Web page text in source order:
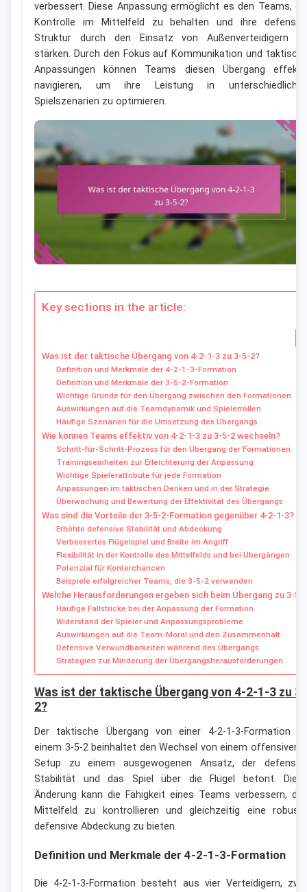
verbessert. Diese Anpassung ermöglicht es den Teams,
Kontrolle im Mittelfeld zu behalten und ihre
Struktur durch den Einsatz von Außenverteidigern
stärken. Durch den Fokus auf Kommunikation und
Anpassungen können Teams diesen Übergang
navigieren, um ihre Leistung in
Spielszenarien zu optimieren.
Key sections in the article:
Was ist der taktische Übergang von 4-2-1-3 zu 3-5-2?
Definition und Merkmale der 4-2-1-3-Formation
Definition und Merkmale der 3-5-2-Formation
Wichtige Gründe für den Übergang zwischen den Formationen
Auswirkungen auf die Teamdynamik und Spielerrollen
Häufige Szenarien für die Umsetzung des Übergangs
Wie können Teams effektiv von 4-2-1-3 zu 3-5-2 wechseln?
Schritt-für-Schritt-Prozess für den Übergang der Formationen
Trainingseinheiten zur Erleichterung der Anpassung
Wichtige Spielerattribute für jede Formation
Anpassungen im taktischen Denken und in der Strategie
Überwachung und Bewertung der Effektivität des Übergangs
Was sind die Vorteile der 3-5-2-Formation gegenüber 4-2-1-3?
Erhöhte defensive Stabilität und Abdeckung
Verbessertes Flügelspiel und Breite im Angriff
Flexibilität in der Kontrolle des Mittelfelds und bei Übergängen
Potenzial für Konterchancen
Beispiele erfolgreicher Teams, die 3-5-2 verwenden
Welche Herausforderungen ergeben sich beim Übergang zu 3-5-
Häufige Fallstricke bei der Anpassung der Formation
Widerstand der Spieler und Anpassungsprobleme
Auswirkungen auf die Team-Moral und den Zusammenhalt
Defensive Verwundbarkeiten während des Übergangs
Strategien zur Minderung der Übergangsherausforderungen
Was ist der taktische Übergang von 4-2-1-3 zu
2?
Der taktische Übergang von einer 4-2-1-3-Formation
einem 3-5-2 beinhaltet den Wechsel von einem
Setup zu einem ausgewogenen Ansatz, der
Stabilität und das Spiel über die Flügel betont.
Änderung kann die Fähigkeit eines Teams verbessern,
Mittelfeld zu kontrollieren und gleichzeitig eine
defensive Abdeckung zu bieten.
Definition und Merkmale der 4-2-1-3-Formation
Die 4-2-1-3-Formation besteht aus vier Verteidigern,